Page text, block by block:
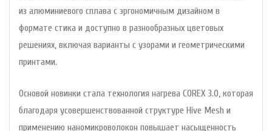
из алюминиевого сплава с эргономичным дизайном в
формате стика и доступно в разнообразных цветовых
решениях, включая варианты с узорами и геометрическими
принтами.
Основой новинки стала технология нагрева COREX 3.0, которая
благодаря усовершенствованной структуре Hive Mesh и
применению наномикроволокон повышает насыщенность